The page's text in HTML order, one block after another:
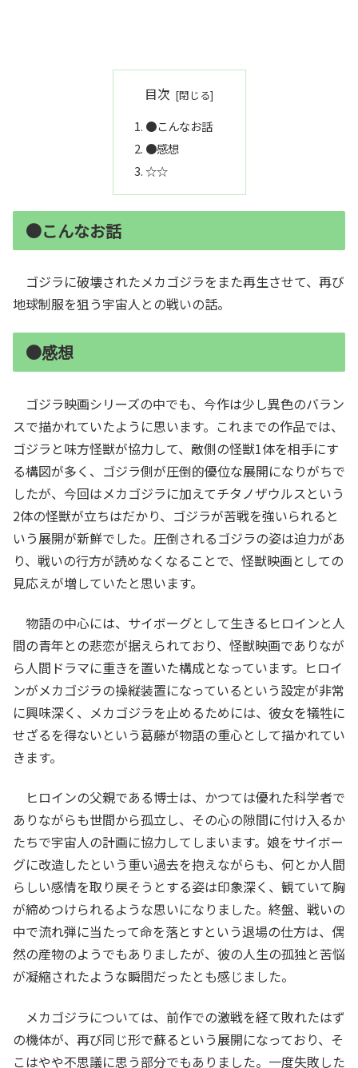
目次
●こんなお話
●感想
☆☆
●こんなお話
ゴジラに破壊されたメカゴジラをまた再生させて、再び
地球制服を狙う宇宙人との戦いの話。
●感想
ゴジラ映画シリーズの中でも、今作は少し異色のバラン
スで描かれていたように思います。これまでの作品では、
ゴジラと味方怪獣が協力して、敵側の怪獣1体を相手にす
る構図が多く、ゴジラ側が圧倒的優位な展開になりがちで
したが、今回はメカゴジラに加えてチタノザウルスという
2体の怪獣が立ちはだかり、ゴジラが苦戦を強いられると
いう展開が新鮮でした。圧倒されるゴジラの姿は迫力があ
り、戦いの行方が読めなくなることで、怪獣映画としての
見応えが増していたと思います。
物語の中心には、サイボーグとして生きるヒロインと人
間の青年との悲恋が据えられており、怪獣映画でありなが
ら人間ドラマに重きを置いた構成となっています。ヒロイ
ンがメカゴジラの操縦装置になっているという設定が非常
に興味深く、メカゴジラを止めるためには、彼女を犠牲に
せざるを得ないという葛藤が物語の重心として描かれてい
きます。
ヒロインの父親である博士は、かつては優れた科学者で
ありながらも世間から孤立し、その心の隙間に付け入るか
たちで宇宙人の計画に協力してしまいます。娘をサイボー
グに改造したという重い過去を抱えながらも、何とか人間
らしい感情を取り戻そうとする姿は印象深く、観ていて胸
が締めつけられるような思いになりました。終盤、戦いの
中で流れ弾に当たって命を落とすという退場の仕方は、偶
然の産物のようでもありましたが、彼の人生の孤独と苦悩
が凝縮されたような瞬間だったとも感じました。
メカゴジラについては、前作での激戦を経て敗れたはず
の機体が、再び同じ形で蘇るという展開になっており、そ
こはやや不思議に思う部分でもありました。一度失敗した